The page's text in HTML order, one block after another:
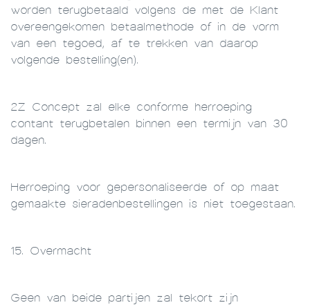
worden terugbetaald volgens de met de Klant
overeengekomen betaalmethode of in de vorm
van een tegoed, af te trekken van daarop
volgende bestelling(en).
2Z Concept zal elke conforme herroeping
contant terugbetalen binnen een termijn van 30
dagen.
Herroeping voor gepersonaliseerde of op maat
gemaakte sieradenbestellingen is niet toegestaan.
15. Overmacht
Geen van beide partijen zal tekort zijn